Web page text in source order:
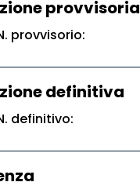
provvisoria
provvisorio:
definitiva
definitivo: